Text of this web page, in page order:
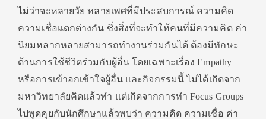
ไม่ว่าจะหลายวัย หลายเพศที่มีประสบการณ์ ความคิด
ความเชื่อแตกต่างกัน ซึ่งสิ่งที่จะทำให้คนที่มีความคิด ค่า
นิยมหลากหลายสามารถทำงานร่วมกันได้ ต้องมีทักษะ
ด้านการใช้ชีวิตร่วมกับผู้อื่น โดยเฉพาะเรื่อง Empathy
หรือการเข้าอกเข้าใจผู้อื่น และกิจกรรมนี้ ไม่ได้เกิดจาก
มหาวิทยาลัยคิดแล้วทำ แต่เกิดจากการทำ Focus Groups
ไปพูดคุยกับนักศึกษาแล้วพบว่า ความคิด ความเชื่อ ค่า